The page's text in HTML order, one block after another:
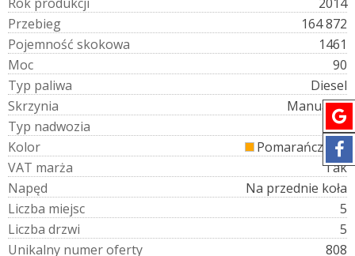
Przebieg
164 872
Pojemność skokowa
1461
Moc
90
Typ paliwa
Diesel
Skrzynia
Manualna
Typ nadwozia
SUV
Kolor
Pomarańczowy
VAT marża
Tak
Napęd
Na przednie koła
Liczba miejsc
5
Liczba drzwi
5
Unikalny numeroferty 808